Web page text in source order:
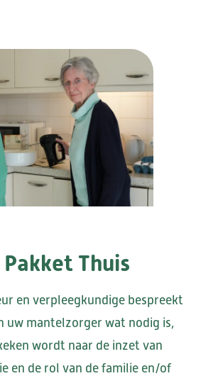
DE SANTMARK
& DUURZAAMHEID
SAMENWERKINGEN
INFORMATIE NODIG?
OF KLACHT?
VERWIJZERS
VRIJWILLIGERS
WERKEN BIJ
waarbij we samen met u en uw
zorgen dat u langer thuis
Thuis
en verpleegkundige bespreekt
uw mantelzorger wat nodig is,
wordt naar de inzet van
en de rol van de familie en/of